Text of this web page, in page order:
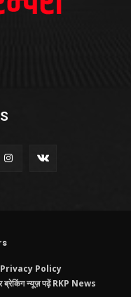
Privacy Policy
ब्रेकिंग न्यूज़ पढ़ें RKP News